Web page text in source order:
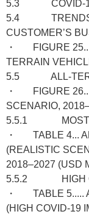
5.3 COVID-19
5.4 TRENDS/
CUSTOMER’S
・ FIGURE
TERRAIN
5.5 ALL-
・ FIGURE 26..
SCENARIO,
5.5.1 MOST
・ TABLE 4...
(REALISTIC
2018–2027 (USD
5.5.2 HIGH
・ TABLE 5.....
(HIGH COVID-19